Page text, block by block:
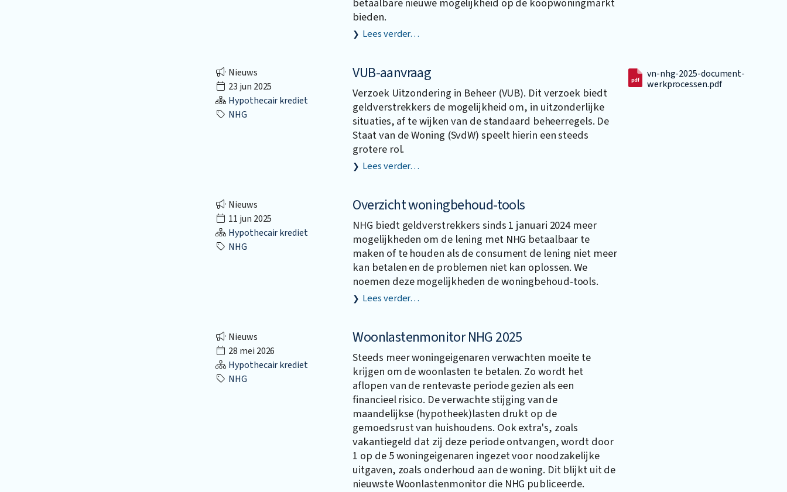
bieden.
Lees verder…
Nieuws
23 jun 2025
Hypothecair krediet
NHG
VUB-aanvraag
Verzoek Uitzondering in Beheer (VUB). Dit verzoek biedt
geldverstrekkers de mogelijkheid om, in uitzonderlijke
situaties, af te wijken van de standaard beheerregels. De
Staat van de Woning (SvdW) speelt hierin een steeds
grotere rol.
Lees verder…
vn-nhg-2025-document-
werkprocessen.pdf
Nieuws
11 jun 2025
Hypothecair krediet
NHG
Overzicht woningbehoud-tools
NHG biedt geldverstrekkers sinds 1 januari 2024 meer
mogelijkheden om de lening met NHG betaalbaar te
maken of te houden als de consument de lening niet meer
kan betalen en de problemen niet kan oplossen. We
noemen deze mogelijkheden de woningbehoud-tools.
Lees verder…
Nieuws
28 mei 2026
Hypothecair krediet
NHG
Woonlastenmonitor NHG 2025
Steeds meer woningeigenaren verwachten moeite te
krijgen om de woonlasten te betalen. Zo wordt het
aflopen van de rentevaste periode gezien als een
financieel risico. De verwachte stijging van de
maandelijkse (hypotheek)lasten drukt op de
gemoedsrust van huishoudens. Ook extra's, zoals
vakantiegeld dat zij deze periode ontvangen, wordt door
1 op de 5 woningeigenaren ingezet voor noodzakelijke
uitgaven, zoals onderhoud aan de woning. Dit blijkt uit de
nieuwste Woonlastenmonitor die NHG publiceerde.